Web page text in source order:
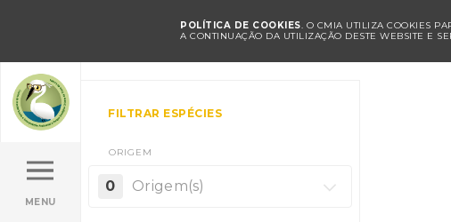
POLÍTICA DE COOKIES. O CMIA UTILIZA COOKIES
A CONTINUAÇÃO DA UTILIZAÇÃO DESTE WEBSITE E
MENU
FILTRAR ESPÉCIES
ORIGEM
0 Origem(s)